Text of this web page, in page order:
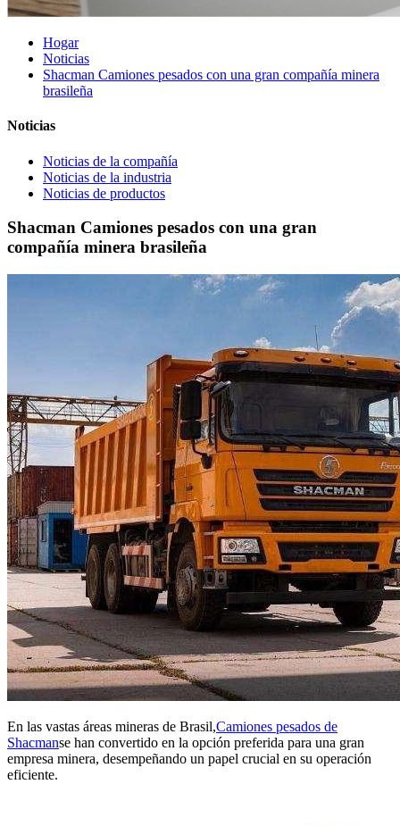
Hogar
Noticias
Shacman Camiones pesados ​​con una gran compañía minera
brasileña
Noticias
Noticias de la compañía
Noticias de la industria
Noticias de productos
Shacman Camiones pesados ​​con una gran
compañía minera brasileña
En las vastas áreas mineras de Brasil,Camiones pesados ​​de
Shacmanse han convertido en la opción preferida para una gran
empresa minera, desempeñando un papel crucial en su operación
eficiente.